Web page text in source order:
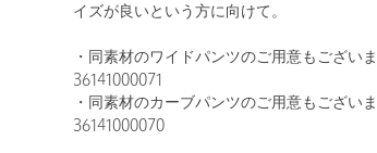
イズが良いという方に向けて。
・同素材のワイドパンツのご用意もござい
36141000071
・同素材のカーブパンツのご用意もござい
36141000070